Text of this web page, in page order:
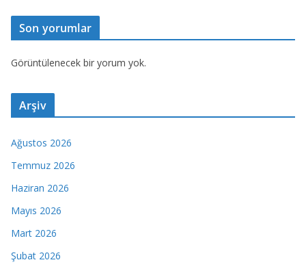
Son yorumlar
Görüntülenecek bir yorum yok.
Arşiv
Ağustos 2026
Temmuz 2026
Haziran 2026
Mayıs 2026
Mart 2026
Şubat 2026